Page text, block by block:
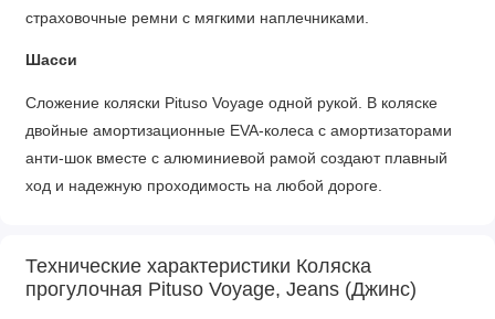
страховочные ремни с мягкими наплечниками.
Шасси
Сложение коляски Pituso Voyage одной рукой. В коляске
двойные амортизационные EVA-колеса с амортизаторами
анти-шок вместе с алюминиевой рамой создают плавный
ход и надежную проходимость на любой дороге.
Характеристики
Прогулочный блок
Технические характеристики Коляска
прогулочная Pituso Voyage, Jeans (Джинс)